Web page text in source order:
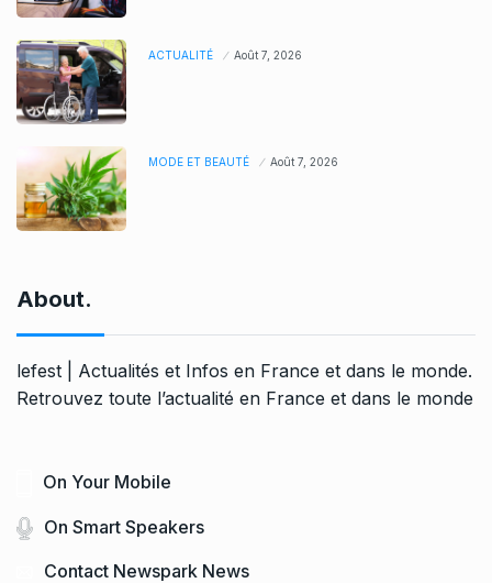
ACTUALITÉ Août 7, 2026
MODE ET BEAUTÉ Août 7, 2026
About.
lefest | Actualités et Infos en France et dans le monde.
Retrouvez toute l’actualité en France et dans le monde
On Your Mobile
On Smart Speakers
Contact Newspark News